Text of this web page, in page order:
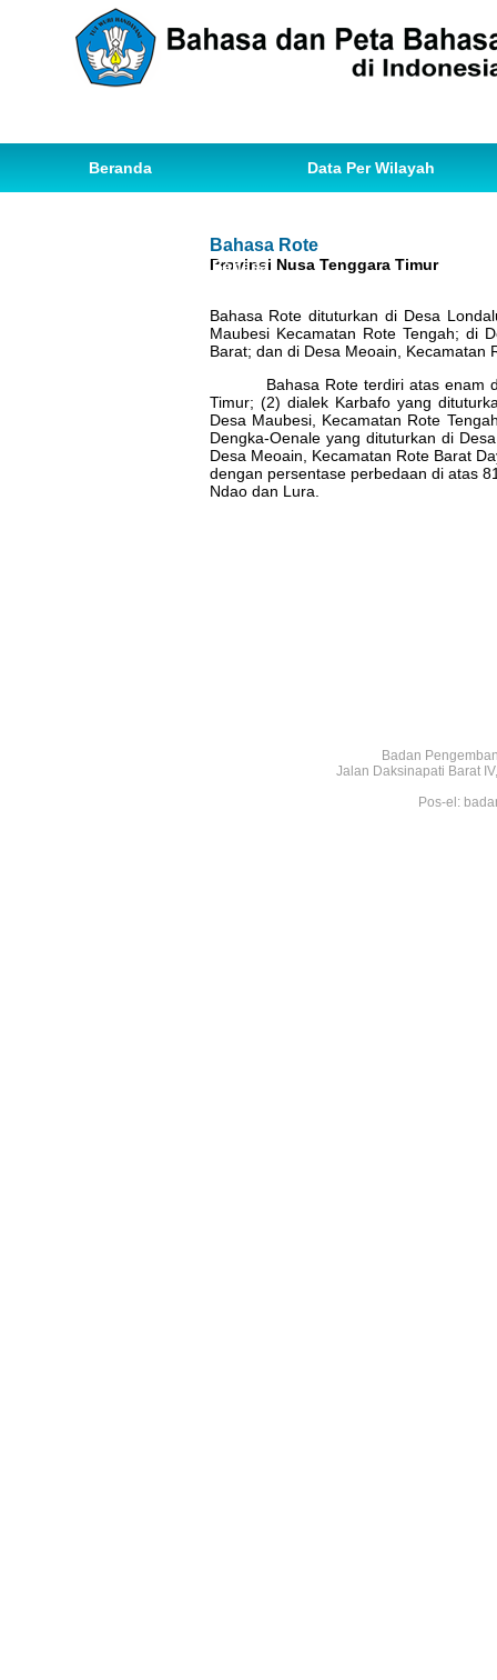
Beranda Data Per Wilayah
Ihwal Pemetaan Bahasa
Bahasa Rote
Provinsi Nusa Tenggara Timur
Bahasa Rote dituturkan di Desa
Maubesi Kecamatan Rote Tengah; di
Barat; dan di Desa Meoain, Kecamatan
Bahasa Rote terdiri atas enam
Timur; (2) dialek Karbafo yang
Desa Maubesi, Kecamatan Rote
Dengka-Oenale yang dituturkan di
Desa Meoain, Kecamatan Rote Barat
dengan persentase perbedaan di atas
Ndao dan Lura.
Badan
Jalan Daksinapati Barat
Pos-el: